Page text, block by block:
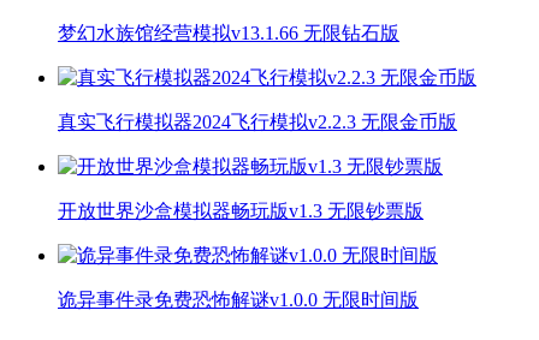
梦幻水族馆经营模拟v13.1.66 无限钻石版
真实飞行模拟器2024飞行模拟v2.2.3 无限金币版
开放世界沙盒模拟器畅玩版v1.3 无限钞票版
诡异事件录免费恐怖解谜v1.0.0 无限时间版